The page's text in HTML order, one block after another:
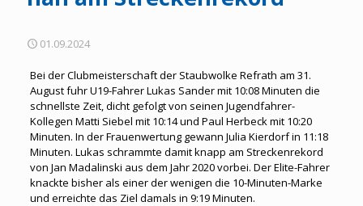
01.09.2024
Bei der Clubmeisterschaft der Staubwolke Refrath am 31.
August fuhr U19-Fahrer Lukas Sander mit 10:08 Minuten die
schnellste Zeit, dicht gefolgt von seinen Jugendfahrer-
Kollegen Matti Siebel mit 10:14 und Paul Herbeck mit 10:20
Minuten. In der Frauenwertung gewann Julia Kierdorf in 11:18
Minuten. Lukas schrammte damit knapp am Streckenrekord
von Jan Madalinski aus dem Jahr 2020 vorbei. Der Elite-Fahrer
knackte bisher als einer der wenigen die 10-Minuten-Marke
und erreichte das Ziel damals in 9:19 Minuten.